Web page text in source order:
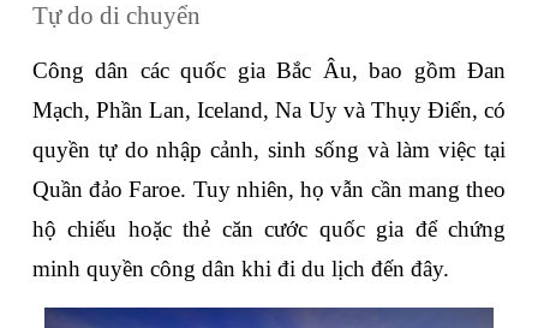
Tự do di chuyển
Công dân các quốc gia Bắc Âu, bao gồm Đan
Mạch, Phần Lan, Iceland, Na Uy và Thụy Điển, có
quyền tự do nhập cảnh, sinh sống và làm việc tại
Quần đảo Faroe. Tuy nhiên, họ vẫn cần mang theo
hộ chiếu hoặc thẻ căn cước quốc gia để chứng
minh quyền công dân khi đi du lịch đến đây.